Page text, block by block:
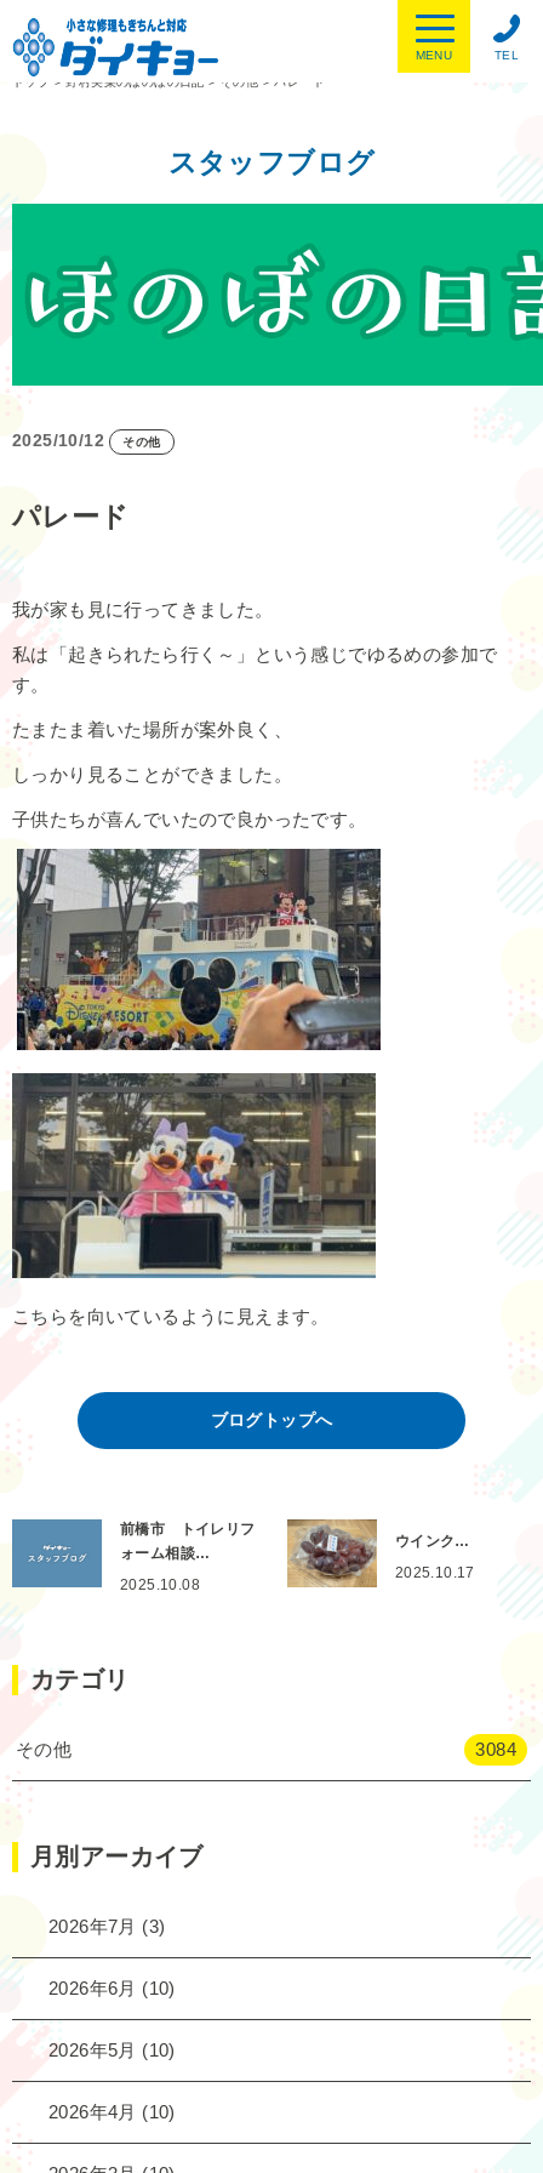
TEL
MENU
トップ
>野村美菜のほのぼの日記 > その他 > パレード
スタッフブログ
2025/10/12 その他
パレード
我が家も見に行ってきました。
私は「起きられたら行く～」という感じでゆるめの参加で
す。
たまたま着いた場所が案外良く、
しっかり見ることができました。
子供たちが喜んでいたので良かったです。
こちらを向いているように見えます。
ブログトップへ
前橋市 トイレリフ
ォーム相談…
2025.10.08
ウインク…
2025.10.17
カテゴリ
その他 3084
月別アーカイブ
2026年7月 (3)
2026年6月 (10)
2026年5月 (10)
2026年4月 (10)